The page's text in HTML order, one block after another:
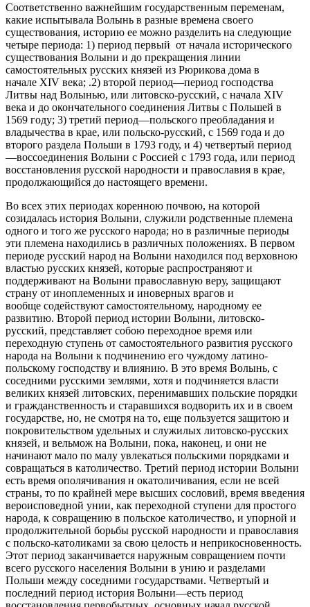
Соответственно важнейшим государственным переменам,
какие испытывала Волынь в разные времена своего
существования, историю ее можно разделить на следующие
четыре периода: 1) период первый от начала исторического
существования Волыни и до прекращения линии
самостоятельных русских князей из Рюрикова дома в
начале XIV века; .2) второй период—период господства
Литвы над Волынью, или литовско-русский, с начала XIV
века и до окончательного соединения Литвы с Польшей в
1569 году; 3) третий период—польского преобладания и
владычества в крае, или польско-русский, с 1569 года и до
второго раздела Польши в 1793 году, и 4) четвертый период
—воссоединения Волыни с Россией с 1793 года, или период
восстановления русской народности и православия в крае,
продолжающийся до настоящего времени.
Во всех этих периодах коренною почвою, на которой
созидалась история Волыни, служили родственные племена
одного и того же русского народа; но в различные периоды
эти племена находились в различных положениях. В первом
периоде русский народ на Волыни находился под верховною
властью русских князей, которые распространяют и
поддерживают на Волыни православную веру, защищают
страну от иноплеменных и иноверных врагов и
вообще содействуют самостоятельному, народному ее
развитию. Второй период истории Волыни, литовско-
русский, представляет собою переходное время или
переходную ступень от самостоятельного развития русского
народа на Волыни к подчинению его чуждому латино-
польскому господству и влиянию. В это время Волынь, с
соседними русскими землями, хотя и подчиняется власти
великих князей литовских, перенимавших польские порядки
и гражданственность и старавшихся водворить их и в своем
государстве, но, не смотря на то, еще пользуется защитою и
покровительством удельных и служилых литовско-русских
князей, и вельмож на Волыни, пока, наконец, и они не
начинают мало по малу увлекаться польскими порядками и
совращаться в католичество. Третий период истории Волыни
есть время ополячивания н окатоличивания, если не всей
страны, то по крайней мере высших сословий, время введения
вероисповедной унии, как переходной ступени для простого
народа, к совращению в польское католичество, и упорной и
продолжительной борьбы русской народности и православия
с польско-католиками за свою целость и неприкосновенность.
Этот период заканчивается наружным совращением почти
всего русского населения Волыни в унию и разделами
Польши между соседними государствами. Четвертый и
последний период история Волыни—есть период